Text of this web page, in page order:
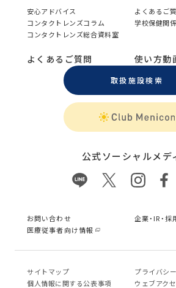
安心アドバイス
よくあるご
コンタクトレンズコラム
学校保健関
コンタクトレンズ総合資料室
よくあるご質問 使い方動
取扱施設検索
公式ソーシャルメデ
お問い合わせ
企業・IR・採
医療従事者向け情報
サイトマップ
プライバシ
個⼈情報に関する公表事項
ウェブアク